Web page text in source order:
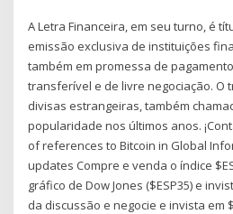
A Letra Financeira, em seu turno, é
emissão exclusiva de instituições
também em promessa de
transferível e de livre negociação. O
divisas estrangeiras, também
popularidade nos últimos anos.
of references to Bitcoin in Global
updates Compre e venda o índice
gráfico de Dow Jones ($ESP35) e
da discussão e negocie e invista em